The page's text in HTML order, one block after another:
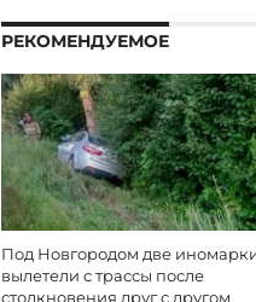
РЕКОМЕНДУЕМОЕ
Под Новгородом две
вылетели с трассы после
столкновения друг с другом